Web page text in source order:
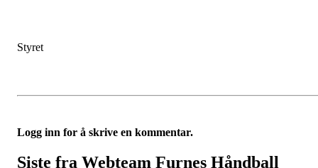
Styret
Logg inn for å skrive en kommentar.
Siste fra Webteam Furnes Håndball